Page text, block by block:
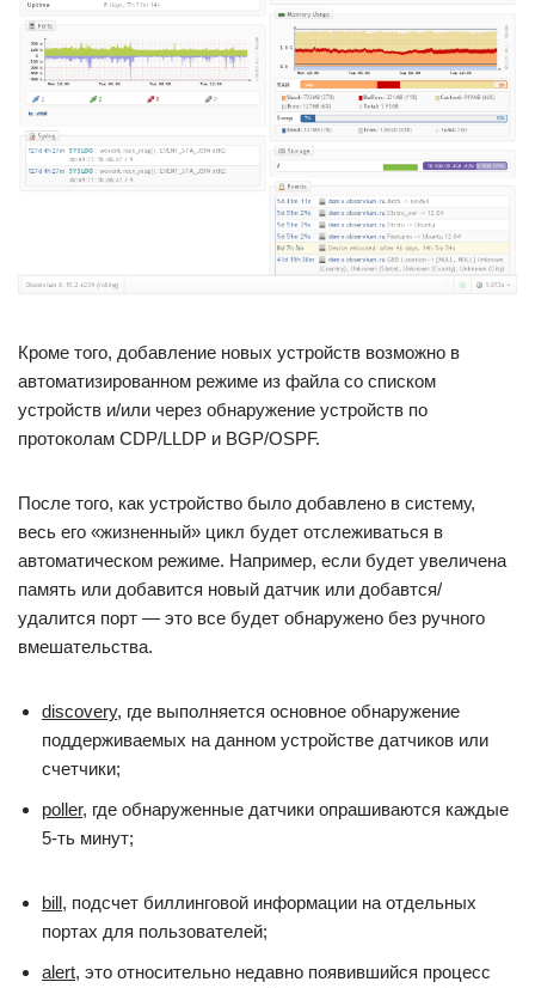
Кроме того, добавление новых устройств возможно в
автоматизированном режиме из файла со списком
устройств и/или через обнаружение устройств по
протоколам CDP/LLDP и BGP/OSPF.
После того, как устройство было добавлено в систему,
весь его «жизненный» цикл будет отслеживаться в
автоматическом режиме. Например, если будет увеличена
память или добавится новый датчик или добавтся/
удалится порт — это все будет обнаружено без ручного
вмешательства.
discovery, где выполняется основное обнаружение
поддерживаемых на данном устройстве датчиков или
счетчики;
poller, где обнаруженные датчики опрашиваются каждые
5-ть минут;
bill, подсчет биллинговой информации на отдельных
портах для пользователей;
alert, это относительно недавно появившийся процесс